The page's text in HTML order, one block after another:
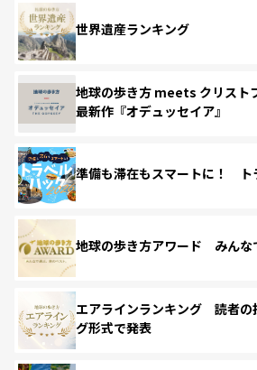
世界遺産ランキング
地球の歩き方 meets クリスト
最新作『オデュッセイア』
準備も滞在もスマートに！ ト
地球の歩き方アワード みんな
エアラインランキング 読者の
グ形式で発表